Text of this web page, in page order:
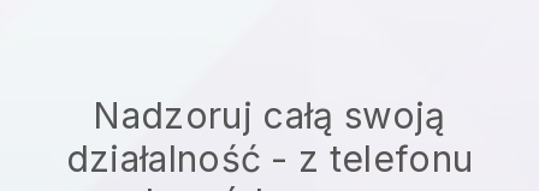
Nadzoruj całą swoją
działalność - z telefonu